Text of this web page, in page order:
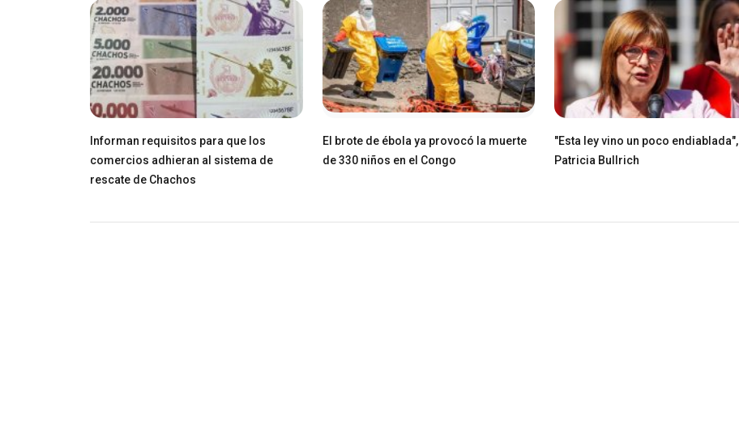
Informan requisitos para que los
comercios adhieran al sistema de
rescate de Chachos
El brote de ébola ya provocó la muerte
de 330 niños en el Congo
"Esta ley vino un poco endiablada",
Patricia Bullrich